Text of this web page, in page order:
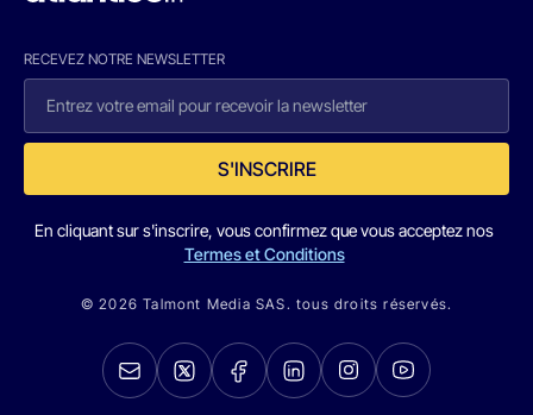
RECEVEZ NOTRE NEWSLETTER
S'INSCRIRE
En cliquant sur s'inscrire, vous confirmez que vous acceptez nos
Termes et Conditions
© 2026 Talmont Media SAS. tous droits réservés.